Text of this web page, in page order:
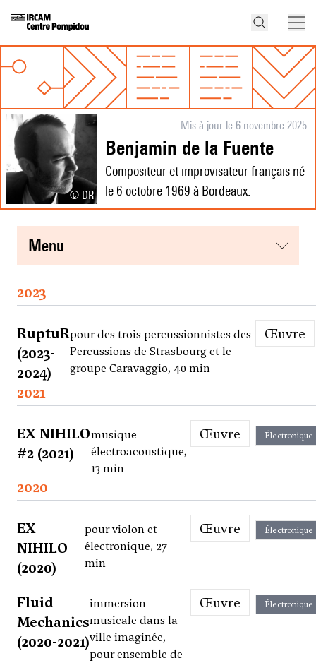
© DR
Mis à jour le 6 novembre 2025
Benjamin de la Fuente
Compositeur et improvisateur français né
le 6 octobre 1969 à Bordeaux.
menu
2023
RuptuR
(2023-
2024)
pour des trois percussionnistes des
Percussions de Strasbourg et le
groupe Caravaggio, 40 min
Œuvre
2021
EX NIHILO
#2 (2021)
musique
électroacoustique,
13 min
Œuvre Électronique
2020
EX
NIHILO
(2020)
pour violon et
électronique, 27
min
Œuvre Électronique
Fluid
Mechanics
(2020-2021)
immersion
musicale dans la
ville imaginée,
pour ensemble de
Œuvre Électronique